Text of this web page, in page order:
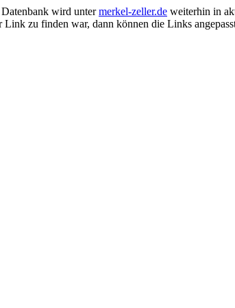
wird untermerkel-zeller.de weiterhin in
zu finden war, dann können die Links